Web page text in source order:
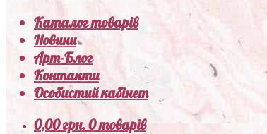
Каталог товарів
Новини
Арт-Блог
Контакти
Особистий кабінет
0,00грн.0 товарів